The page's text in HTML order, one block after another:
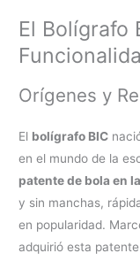
El Bolígrafo
Orígenes y
El bolígrafo BIC
en el mundo de la
patente de bola en
y sin manchas,
en popularidad.
adquirió esta